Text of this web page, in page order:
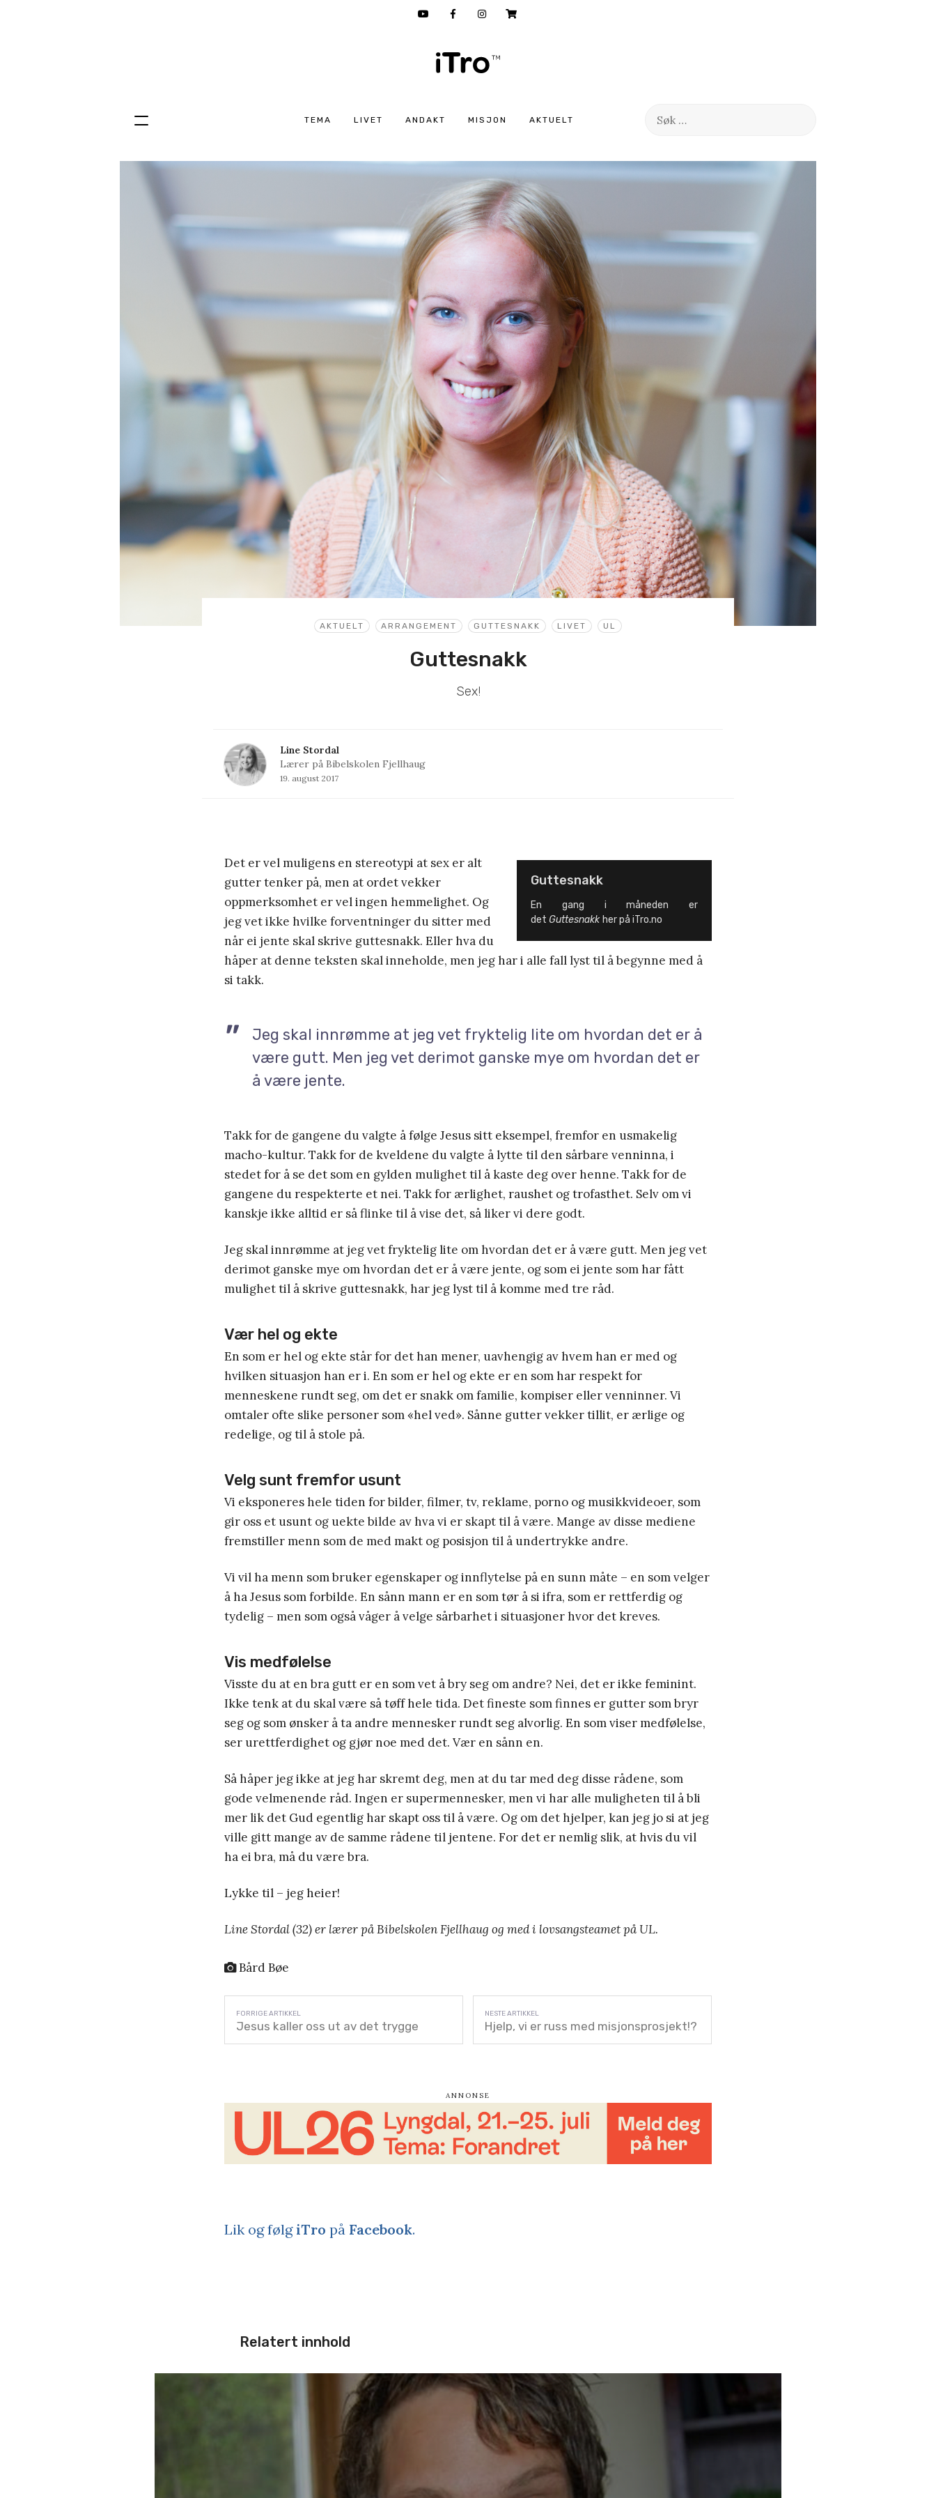
TEMA LIVET ANDAKT MISJON AKTUELT
Søk
Hopp
innhold
AKTUELT ARRANGEMENT GUTTESNAKK LIVET UL
Guttesnakk
Sex!
Line Stordal
Lærer på Bibelskolen Fjellhaug
19. august 2017
Guttesnakk
En gang i måneden er
det Guttesnakk her på iTro.no
Det er vel muligens en stereotypi at sex er alt
gutter tenker på, men at ordet vekker
oppmerksomhet er vel ingen hemmelighet. Og
jeg vet ikke hvilke forventninger du sitter med
når ei jente skal skrive guttesnakk. Eller hva du
håper at denne teksten skal inneholde, men jeg har i alle fall lyst til å begynne med å
si takk.
Jeg skal innrømme at jeg vet fryktelig lite om hvordan det er å
være gutt. Men jeg vet derimot ganske mye om hvordan det er
å være jente.
Takk for de gangene du valgte å følge Jesus sitt eksempel, fremfor en usmakelig
macho-kultur. Takk for de kveldene du valgte å lytte til den sårbare venninna, i
stedet for å se det som en gylden mulighet til å kaste deg over henne. Takk for de
gangene du respekterte et nei. Takk for ærlighet, raushet og trofasthet. Selv om vi
kanskje ikke alltid er så flinke til å vise det, så liker vi dere godt.
Jeg skal innrømme at jeg vet fryktelig lite om hvordan det er å være gutt. Men jeg vet
derimot ganske mye om hvordan det er å være jente, og som ei jente som har fått
mulighet til å skrive guttesnakk, har jeg lyst til å komme med tre råd.
Vær hel og ekte
En som er hel og ekte står for det han mener, uavhengig av hvem han er med og
hvilken situasjon han er i. En som er hel og ekte er en som har respekt for
menneskene rundt seg, om det er snakk om familie, kompiser eller venninner. Vi
omtaler ofte slike personer som «hel ved». Sånne gutter vekker tillit, er ærlige og
redelige, og til å stole på.
Velg sunt fremfor usunt
Vi eksponeres hele tiden for bilder, filmer, tv, reklame, porno og musikkvideoer, som
gir oss et usunt og uekte bilde av hva vi er skapt til å være. Mange av disse mediene
fremstiller menn som de med makt og posisjon til å undertrykke andre.
Vi vil ha menn som bruker egenskaper og innflytelse på en sunn måte – en som velger
å ha Jesus som forbilde. En sånn mann er en som tør å si ifra, som er rettferdig og
tydelig – men som også våger å velge sårbarhet i situasjoner hvor det kreves.
Vis medfølelse
Visste du at en bra gutt er en som vet å bry seg om andre? Nei, det er ikke feminint.
Ikke tenk at du skal være så tøff hele tida. Det fineste som finnes er gutter som bryr
seg og som ønsker å ta andre mennesker rundt seg alvorlig. En som viser medfølelse,
ser urettferdighet og gjør noe med det. Vær en sånn en.
Så håper jeg ikke at jeg har skremt deg, men at du tar med deg disse rådene, som
gode velmenende råd. Ingen er supermennesker, men vi har alle muligheten til å bli
mer lik det Gud egentlig har skapt oss til å være. Og om det hjelper, kan jeg jo si at jeg
ville gitt mange av de samme rådene til jentene. For det er nemlig slik, at hvis du vil
ha ei bra, må du være bra.
Lykke til – jeg heier!
Line Stordal (32) er lærer på Bibelskolen Fjellhaug og med i lovsangsteamet på UL.
Bård Bøe
Jesus kaller oss ut av det trygge Hjelp, vi er russ med misjonsprosjekt!?
Lik og følgiTro på Facebook.
Relatert innhold